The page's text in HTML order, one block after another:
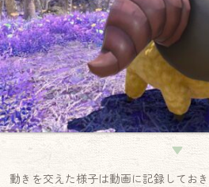
▼
動きを交えた様子は動画に記録しておき